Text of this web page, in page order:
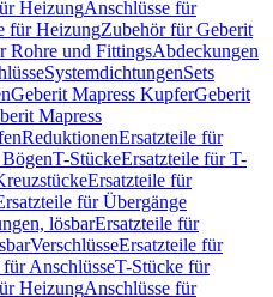
HeizungAnschlüsse für
für HeizungZubehör für Geberit
Rohre und FittingsAbdeckungen
SystemdichtungenSets
Geberit Mapress KupferGeberit
Mapress
ReduktionenErsatzteile für
T-StückeErsatzteile für T-
Ersatzteile für
für Übergänge
lösbarErsatzteile für
VerschlüsseErsatzteile für
AnschlüsseT-Stücke für
HeizungAnschlüsse für